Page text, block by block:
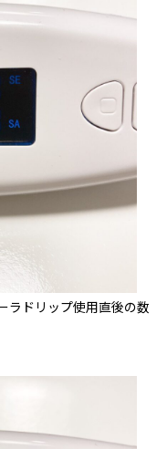
ラドリップ使用直後の数